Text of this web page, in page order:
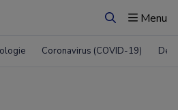
ZoekenMenu
Coronavirus (COVID-19)